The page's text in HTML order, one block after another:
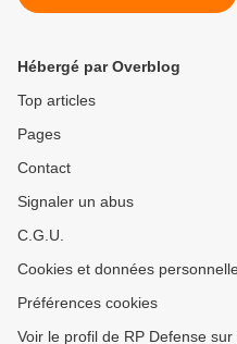
Madrid
Hébergé par Overblog
Top articles
Pages
Contact
Signaler un abus
C.G.U.
Cookies et données
Préférences cookies
Voir le profil de RP Defense